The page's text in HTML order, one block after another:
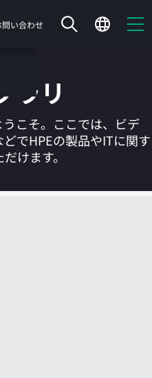
問い合わせ
空です
ラリ
こそ。ここでは、ビデ
でHPEの製品やITに関す
けます。